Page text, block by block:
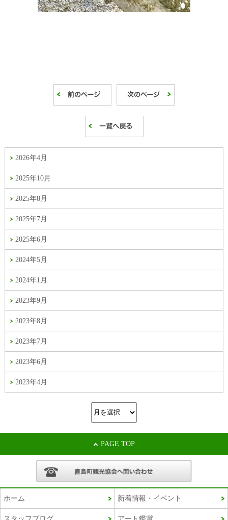
2026年4月
2025年10月
2025年8月
2025年7月
2025年6月
2024年5月
2024年1月
2023年9月
2023年8月
2023年7月
2023年6月
2023年4月
PAGE TOP
ホーム 新着情報・イベント